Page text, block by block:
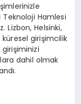
Teknoloji Hamlesi
Lizbon, Helsinki,
girişimcilik
dahil olmak